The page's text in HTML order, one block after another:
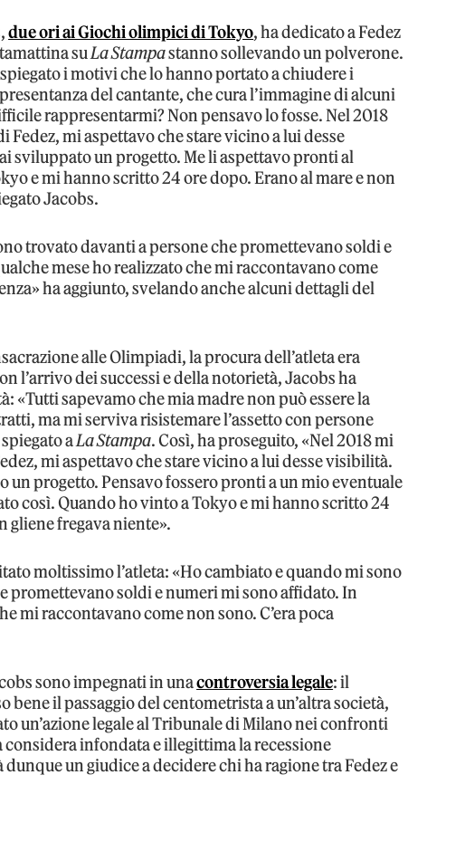
due ori ai Giochi olimpici di Tokyo, ha dedicato a Fedez
suLa Stampastanno sollevando un polverone.
i motivi che lo hanno portato a chiudere i
del cantante, che cura l’immagine di alcuni
rappresentarmi? Non pensavo lo fosse. Nel 2018
Fedez, mi aspettavo che stare vicino a lui desse
sviluppato un progetto. Me li aspettavo pronti al
e mi hanno scritto 24 ore dopo. Erano al mare e non
Jacobs.
trovato davanti a persone che promettevano soldi e
mese ho realizzato che mi raccontavano come
ha aggiunto, svelando anche alcuni dettagli del
alle Olimpiadi, la procura dell’atleta era
l’arrivo dei successi e della notorietà, Jacobs ha
«Tutti sapevamo che mia madre non può essere la
ma mi serviva risistemare l’assetto con persone
aLa Stampa. Così, ha proseguito, «Nel 2018 mi
mi aspettavo che stare vicino a lui desse visibilità.
un progetto. Pensavo fossero pronti a un mio eventuale
così. Quando ho vinto a Tokyo e mi hanno scritto 24
gliene fregava niente».
moltissimo l’atleta: «Ho cambiato e quando mi sono
promettevano soldi e numeri mi sono affidato. In
mi raccontavano come non sono. C’era poca
sono impegnati in unacontroversia legale: il
il passaggio del centometrista a un’altra società,
un’azione legale al Tribunale di Milano nei confronti
considera infondata e illegittima la recessione
un giudice a decidere chi ha ragione tra Fedez e